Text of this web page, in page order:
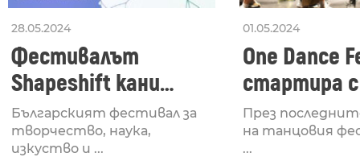
28.05.2024
Фестивалът
Shapeshift кани
Fabrizio Mammarella
за откриването си
Българският фестивал за
творчество, наука,
изкуство и ...
01.05.2024
One Dance
стартира
Lucid,
рейв
През
на танцовия
...